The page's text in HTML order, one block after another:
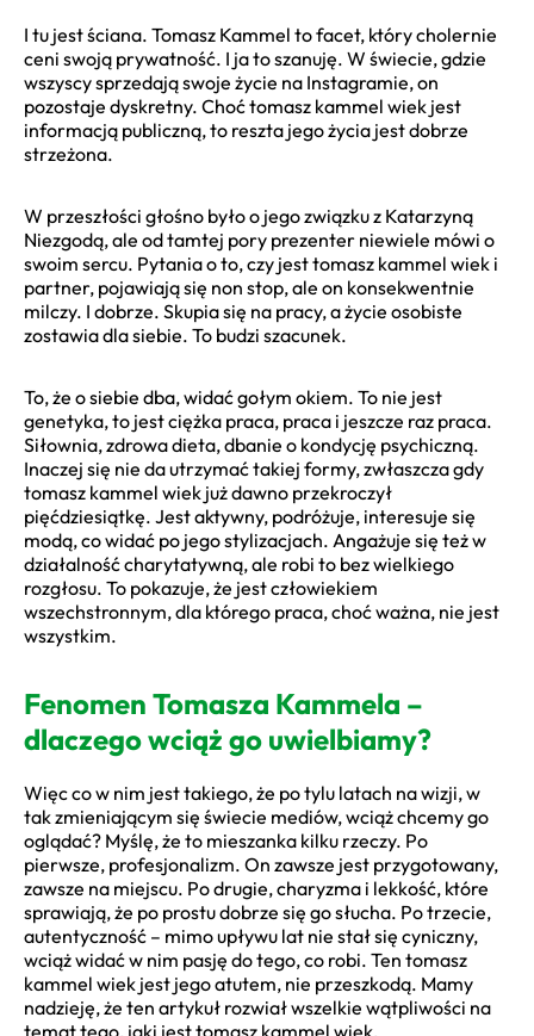
I tu jest ściana. Tomasz Kammel to facet, który cholernie
ceni swoją prywatność. I ja to szanuję. W świecie, gdzie
wszyscy sprzedają swoje życie na Instagramie, on
pozostaje dyskretny. Choć tomasz kammel wiek jest
informacją publiczną, to reszta jego życia jest dobrze
strzeżona.
W przeszłości głośno było o jego związku z Katarzyną
Niezgodą, ale od tamtej pory prezenter niewiele mówi o
swoim sercu. Pytania o to, czy jest tomasz kammel wiek i
partner, pojawiają się non stop, ale on konsekwentnie
milczy. I dobrze. Skupia się na pracy, a życie osobiste
zostawia dla siebie. To budzi szacunek.
To, że o siebie dba, widać gołym okiem. To nie jest
genetyka, to jest ciężka praca, praca i jeszcze raz praca.
Siłownia, zdrowa dieta, dbanie o kondycję psychiczną.
Inaczej się nie da utrzymać takiej formy, zwłaszcza gdy
tomasz kammel wiek już dawno przekroczył
pięćdziesiątkę. Jest aktywny, podróżuje, interesuje się
modą, co widać po jego stylizacjach. Angażuje się też w
działalność charytatywną, ale robi to bez wielkiego
rozgłosu. To pokazuje, że jest człowiekiem
wszechstronnym, dla którego praca, choć ważna, nie jest
wszystkim.
Fenomen Tomasza Kammela –
dlaczego wciąż go uwielbiamy?
Więc co w nim jest takiego, że po tylu latach na wizji, w
tak zmieniającym się świecie mediów, wciąż chcemy go
oglądać? Myślę, że to mieszanka kilku rzeczy. Po
pierwsze, profesjonalizm. On zawsze jest przygotowany,
zawsze na miejscu. Po drugie, charyzma i lekkość, które
sprawiają, że po prostu dobrze się go słucha. Po trzecie,
autentyczność – mimo upływu lat nie stał się cyniczny,
wciąż widać w nim pasję do tego, co robi. Ten tomasz
kammel wiek jest jego atutem, nie przeszkodą. Mamy
nadzieję, że ten artykuł rozwiał wszelkie wątpliwości na
temat tego, jaki jest tomasz kammel wiek.